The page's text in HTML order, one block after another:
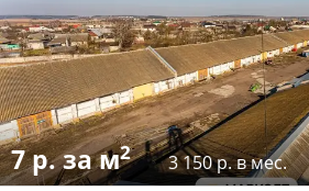
7 р. за м2 3 150 р. в мес.